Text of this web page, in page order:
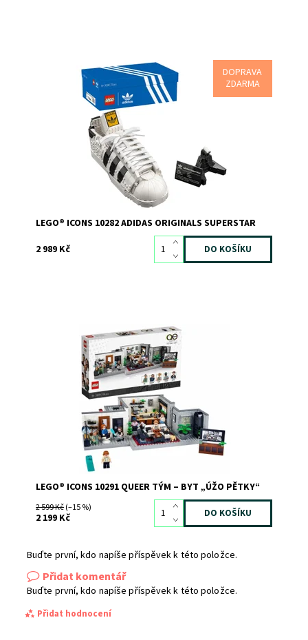
DOPRAVA
ZDARMA
Postavte si a vystavte ikonickou tenisku adidas Originals
Skladem
9648
LEGO
LEGO® ICONS 10282 ADIDAS ORIGINALS SUPERSTAR
2 989 Kč
Jedinečný výstavní model bytu úžasné pětice z populární
televizní show
Dostupnost:
Skladem2
10485
LEGO
LEGO® ICONS 10291 QUEER TÝM – BYT „ÚŽO PĚTKY“
2 599 Kč(–15 %)
2 199 Kč
Buďte první, kdo napíše příspěvek k této položce.
Přidat komentář
Buďte první, kdo napíše příspěvek k této položce.
Přidat hodnocení